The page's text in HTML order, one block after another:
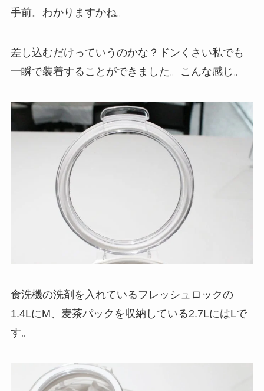
手前。わかりますかね。
差し込むだけっていうのかな？ドンくさい私でも
一瞬で装着することができました。こんな感じ。
食洗機の洗剤を入れているフレッシュロックの
1.4LにM、麦茶パックを収納している2.7LにはLで
す。